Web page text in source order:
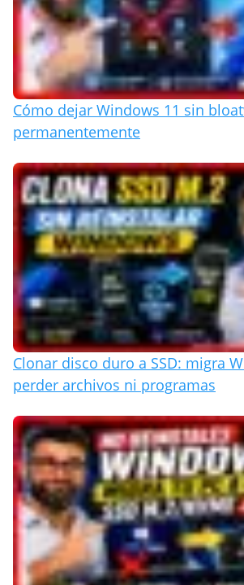
Cómo dejar Windows 11 sin
permanentemente
Clonar disco duro a SSD: migra
perder archivos ni programas